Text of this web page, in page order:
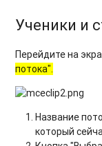
Ученики и
Перейдите на
потока".
Название
который